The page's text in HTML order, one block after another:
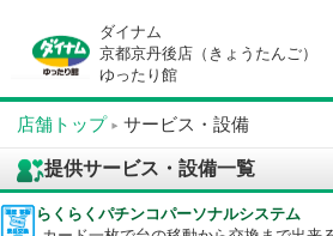
ダイナム
京都京丹後店（きょうたんご）
ゆったり館
店舗トップ サービス・設備
提供サービス・設備一覧
らくらくパチンコパーソナルシステム